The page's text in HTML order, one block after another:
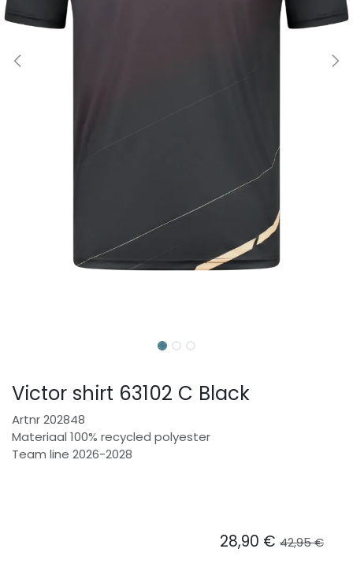
Victor shirt 63102 C Black
Artnr 202848
Materiaal 100% recycled polyester
Team line 2026-2028
28,90 € 42,95€